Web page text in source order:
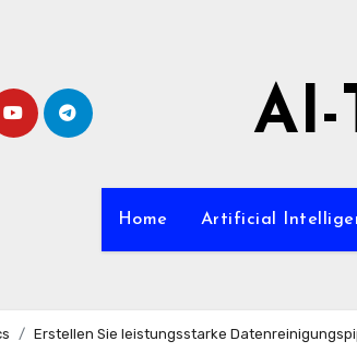
AI-
Home Artificial
Erstellen Sie leistungsstarke